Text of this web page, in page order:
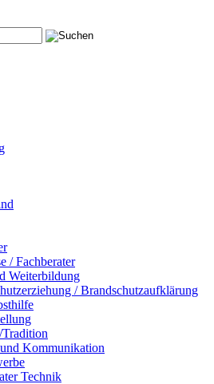
/ Fachberater
Weiterbildung
/ Brandschutzaufklärung
Kommunikation
Technik